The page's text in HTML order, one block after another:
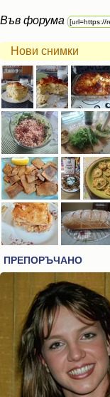
Във форума
Нови снимки